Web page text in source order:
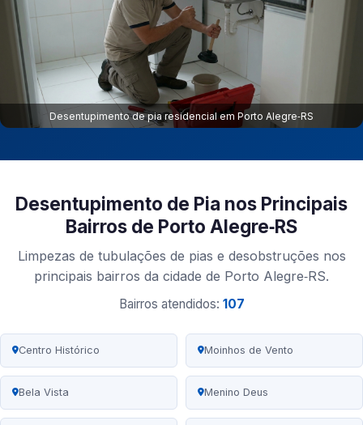
Desentupimento de pia residencial em Porto Alegre‑RS
Desentupimento de Pia nos Principais
Bairros de Porto Alegre‑RS
Limpezas de tubulações de pias e desobstruções nos
principais bairros da cidade de Porto Alegre‑RS.
Bairros atendidos: 107
Centro Histórico Moinhos de Vento
Bela Vista Menino Deus